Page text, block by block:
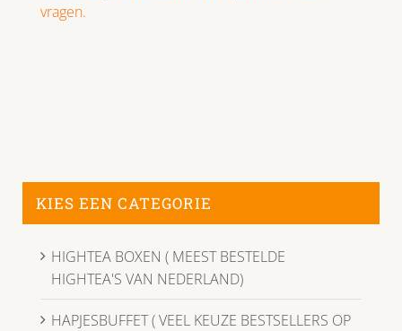
vragen.
KIES EEN CATEGORIE
HIGHTEA BOXEN ( MEEST BESTELDE
HIGHTEA'S VAN NEDERLAND)
HAPJESBUFFET ( VEEL KEUZE BESTSELLERS OP